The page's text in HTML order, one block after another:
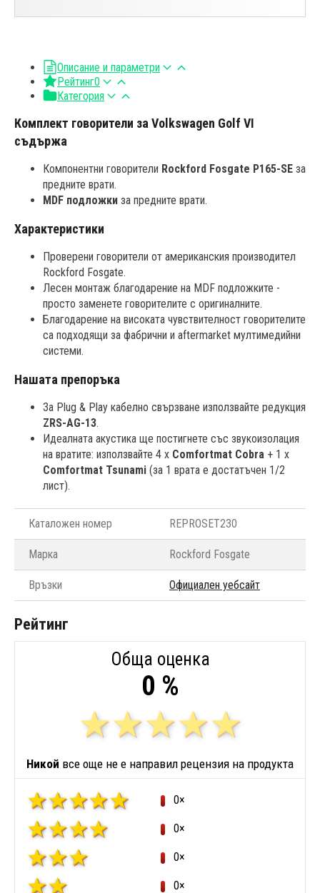
Описание и параметри
Рейтинг0
Категория
Комплект говорители за Volkswagen Golf VI
съдържа
Компонентни говорители Rockford Fosgate P165-SE за
предните врати.
MDF подложки за предните врати.
Характеристики
Проверени говорители от американския производител
Rockford Fosgate.
Лесен монтаж благодарение на MDF подложките -
просто заменете говорителите с оригиналните.
Благодарение на високата чувствителност говорителите
са подходящи за фабрични и aftermarket мултимедийни
системи.
Нашата препоръка
За Plug & Play кабелно свързване използвайте редукция
ZRS-AG-13.
Идеалната акустика ще постигнете със звукоизолация
на вратите: използвайте 4 x Comfortmat Cobra + 1 x
Comfortmat Tsunami (за 1 врата е достатъчен 1/2
лист).
Каталожен номер REPROSET230
Марка Rockford Fosgate
Връзки Официален уебсайт
Рейтинг
Обща оценка
0 %
Никой все още не е направил рецензия на продукта
0×
0×
0×
0×